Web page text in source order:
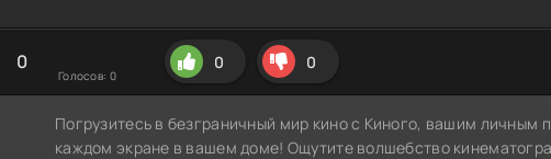
0
Голосов: 0
0 0
Погрузитесь в безграничный мир кино с Киного, вашим личным
каждом экране в вашем доме! Ощутите волшебство